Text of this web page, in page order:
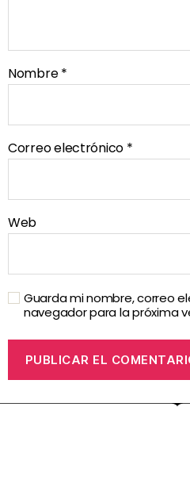
Nombre*
Correo electrónico *
Web
Guarda mi nombre, correo
navegador para la próxima